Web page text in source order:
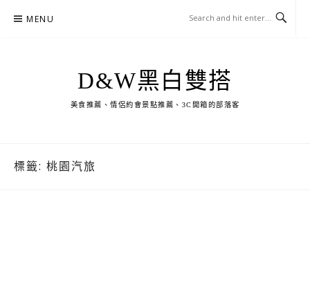
MENU
D&W黑白雙搭
美食推薦、情侶約會景點推薦、3C開箱的部落客
標籤: 桃園汽旅